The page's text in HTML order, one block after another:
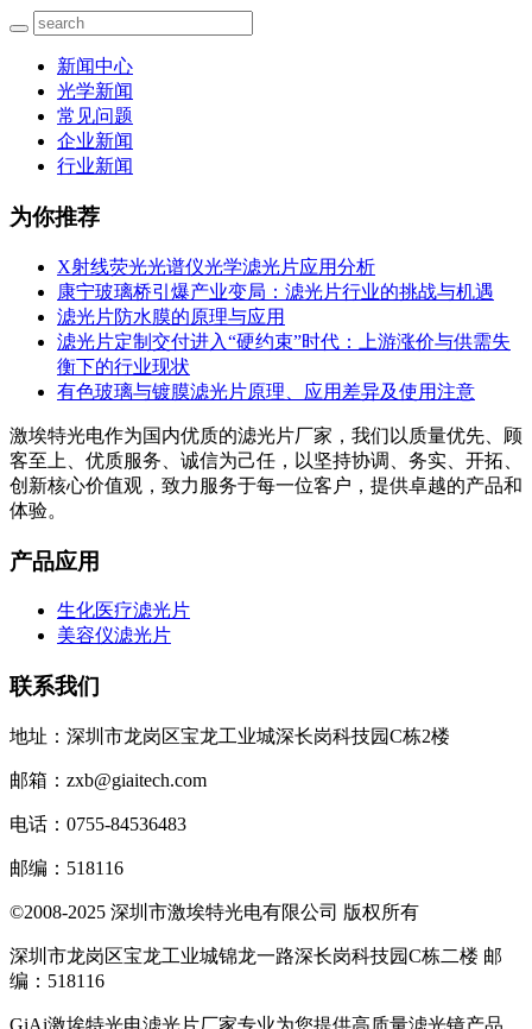
新闻中心
光学新闻
常见问题
企业新闻
行业新闻
为你推荐
X射线荧光光谱仪光学滤光片应用分析
康宁玻璃桥引爆产业变局：滤光片行业的挑战与机遇
滤光片防水膜的原理与应用
滤光片定制交付进入“硬约束”时代：上游涨价与供需失
衡下的行业现状
有色玻璃与镀膜滤光片原理、应用差异及使用注意
激埃特光电作为国内优质的滤光片厂家，我们以质量优先、顾
客至上、优质服务、诚信为己任，以坚持协调、务实、开拓、
创新核心价值观，致力服务于每一位客户，提供卓越的产品和
体验。
产品应用
生化医疗滤光片
美容仪滤光片
联系我们
地址：深圳市龙岗区宝龙工业城深长岗科技园C栋2楼
邮箱：zxb@giaitech.com
电话：0755-84536483
邮编：518116
©2008-2025 深圳市激埃特光电有限公司 版权所有
深圳市龙岗区宝龙工业城锦龙一路深长岗科技园C栋二楼 邮
编：518116
GiAi激埃特光电滤光片厂家专业为您提供高质量滤光镜产品，